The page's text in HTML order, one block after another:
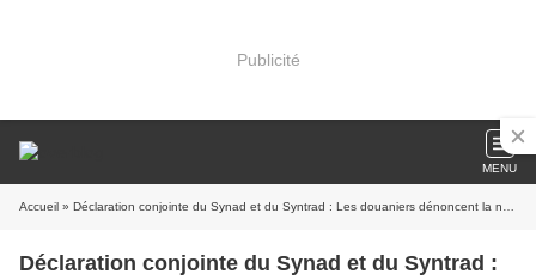
Publicité
MENU
Accueil » Déclaration conjointe du Synad et du Syntrad : Les douaniers dénoncent la nomination de James Sagbo
Déclaration conjointe du Synad et du Syntrad :